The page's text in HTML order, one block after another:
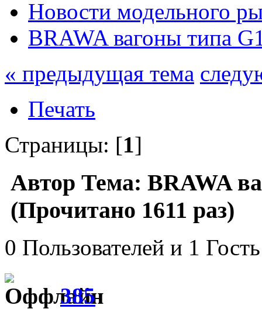
Новости модельного
BRAWA вагоны типа
« предыдущая тема
Печать
Страницы: [1]
Автор Тема: BRAWA
(Прочитано 1611 раз)
0 Пользователей и 1
385